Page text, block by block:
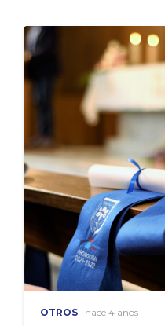
OTROS hace 4 años